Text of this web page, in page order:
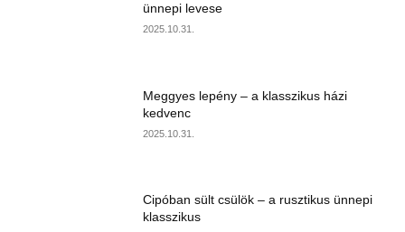
ünnepi levese
2025.10.31.
Meggyes lepény – a klasszikus házi
kedvenc
2025.10.31.
Cipóban sült csülök – a rusztikus ünnepi
klasszikus